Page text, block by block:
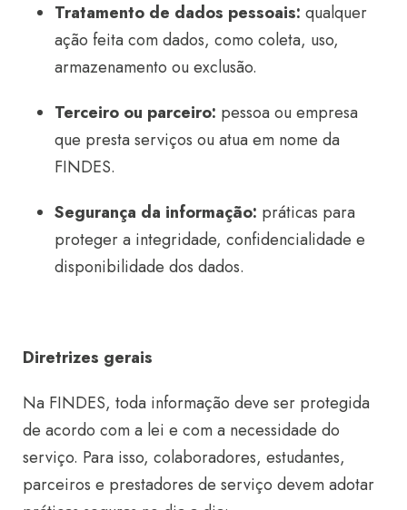
Tratamento de dados pessoais: qualquer
ação feita com dados, como coleta, uso,
armazenamento ou exclusão.
Terceiro ou parceiro: pessoa ou empresa
que presta serviços ou atua em nome da
FINDES.
Segurança da informação: práticas para
proteger a integridade, confidencialidade e
disponibilidade dos dados.
Diretrizes gerais
Na FINDES, toda informação deve ser protegida
de acordo com a lei e com a necessidade do
serviço. Para isso, colaboradores, estudantes,
parceiros e prestadores de serviço devem adotar